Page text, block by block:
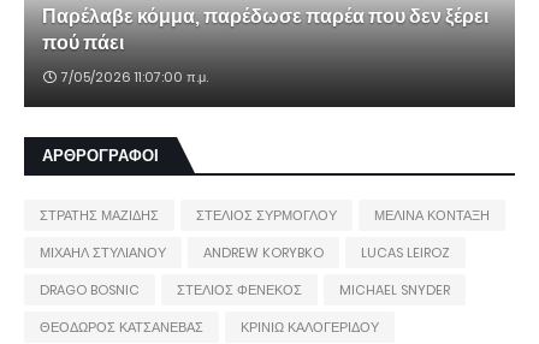
Παρέλαβε κόμμα, παρέδωσε παρέα που δεν ξέρει
πού πάει
7/05/2026 11:07:00 π.μ.
ΑΡΘΡΟΓΡΑΦΟΙ
ΣΤΡΑΤΗΣ ΜΑΖΙΔΗΣ ΣΤΕΛΙΟΣ ΣΥΡΜΟΓΛΟΥ
ΜΕΛΙΝΑ ΚΟΝΤΑΞΗ
ΜΙΧΑΗΛ ΣΤΥΛΙΑΝΟΥ
ANDREW KORYBKO
LUCAS LEIROZ
DRAGO BOSNIC
ΣΤΕΛΙΟΣ ΦΕΝΕΚΟΣ
MICHAEL SNYDER
ΘΕΟΔΩΡΟΣ ΚΑΤΣΑΝΕΒΑΣ
ΚΡΙΝΙΩ ΚΑΛΟΓΕΡΙΔΟΥ